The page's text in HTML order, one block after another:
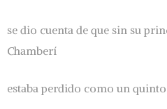
se dio cuenta de que sin su
Chamberí
estaba perdido como un